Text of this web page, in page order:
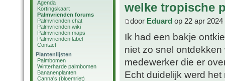
Agenda
Kortingskaart
Palmvrienden forums
Palmvrienden chat
Palmvrienden wiki
Palmvrienden maps
Palmvrienden label
Contact
Plantenlijsten
Palmbomen
Winterharde palmbomen
Bananenplanten
Canna's (bloemriet)
welke tropische
door Eduard op 22 apr 2024
Ik had een bakje
niet zo snel
medewerker die er
Echt duidelijk werd